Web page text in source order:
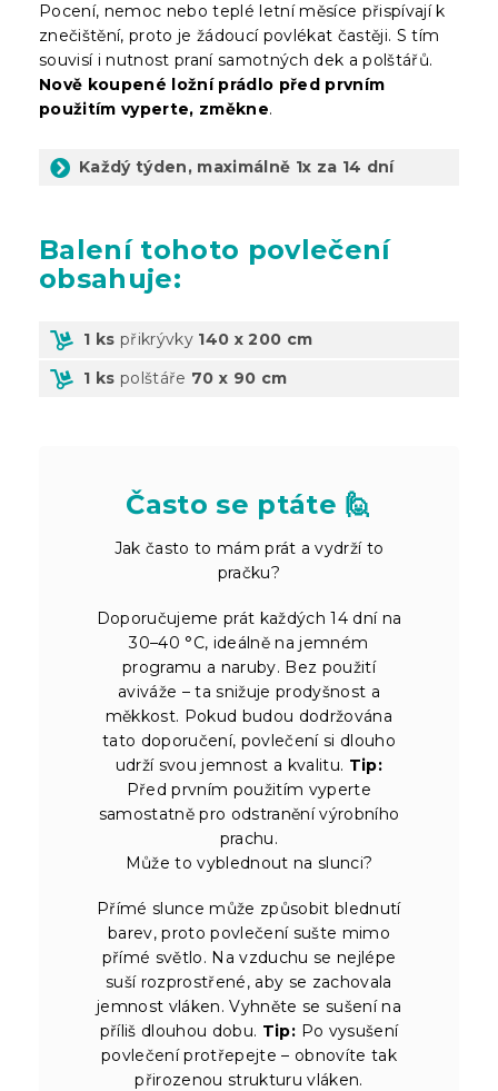
Pocení, nemoc nebo teplé letní měsíce přispívají k
znečištění, proto je žádoucí povlékat častěji. S tím
souvisí i nutnost praní samotných dek a polštářů.
Nově koupené ložní prádlo před prvním
použitím vyperte, změkne.
Každý týden, maximálně 1x za 14 dní
Balenítohoto povlečení
obsahuje:
1 ks přikrývky 140 x 200 cm
1 ks polštáře 70 x 90 cm
Často se ptáte 🙋
Jak často to mám prát a vydrží to
pračku?
Doporučujeme prát každých 14 dní na
30–40 °C, ideálně na jemném
programu a naruby. Bez použití
aviváže – ta snižuje prodyšnost a
měkkost. Pokud budou dodržována
tato doporučení, povlečení si dlouho
udrží svou jemnost a kvalitu. Tip:
Před prvním použitím vyperte
samostatně pro odstranění výrobního
prachu.
Může to vyblednout na slunci?
Přímé slunce může způsobit blednutí
barev, proto povlečení sušte mimo
přímé světlo. Na vzduchu se nejlépe
suší rozprostřené, aby se zachovala
jemnost vláken. Vyhněte se sušení na
příliš dlouhou dobu. Tip: Po vysušení
povlečení protřepejte – obnovíte tak
přirozenou strukturu vláken.